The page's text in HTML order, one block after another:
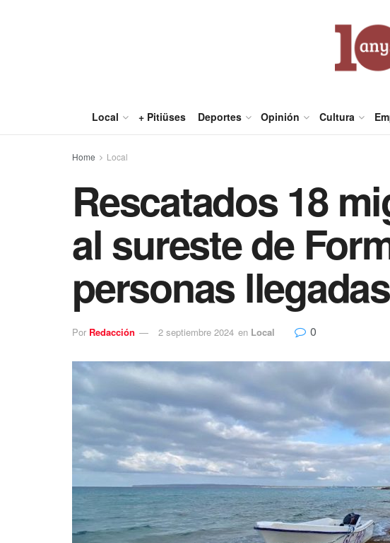
Local + Pitiüses Deportes Opinión Cultura
Home Local
Rescatados 18
al sureste de
personas
Por Redacción 2 septiembre 2024 en Local 0